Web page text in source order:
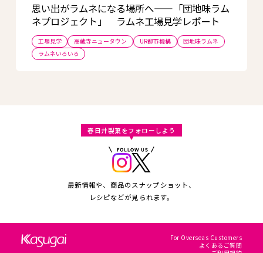
思い出がラムネになる場所へ——「団地味ラム
ネプロジェクト」 ラムネ工場見学レポート
工場見学 高蔵寺ニュータウン UR都市機構
団地味ラムネ
ラムネいろいろ
春日井製菓をフォローしよう
最新情報や、商品のスナップショット、
レシピなどが見られます。
For Overseas Customers
よくあるご質問